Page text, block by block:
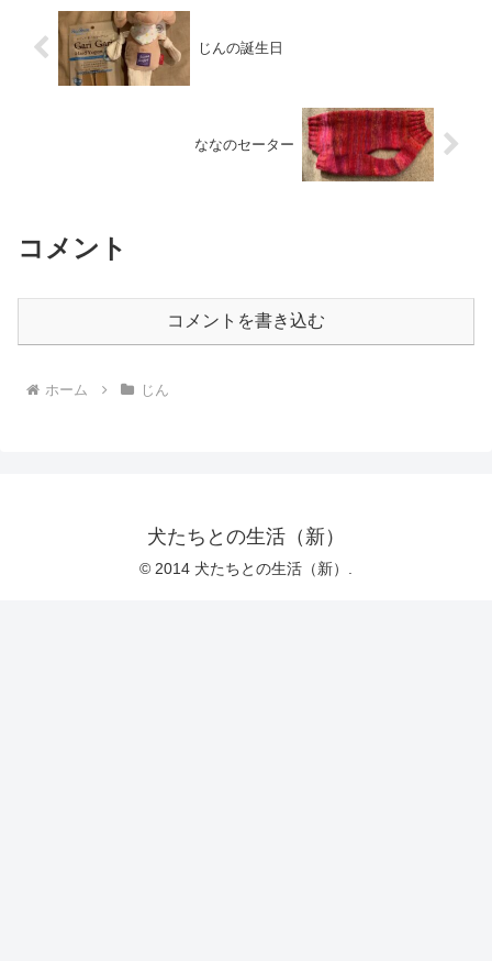
じんの誕生日
ななのセーター
コメント
コメントを書き込む
ホーム じん
犬たちとの生活（新）
© 2014 犬たちとの生活（新）.